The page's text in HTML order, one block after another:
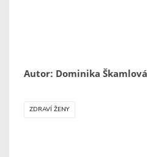
Autor: Dominika Škamlová
ZDRAVÍ ŽENY